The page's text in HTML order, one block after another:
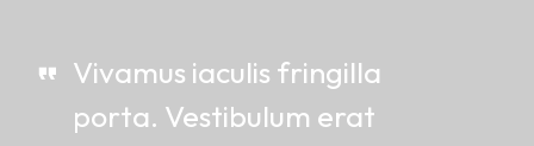
Vivamus iaculis fringilla
porta. Vestibulum erat